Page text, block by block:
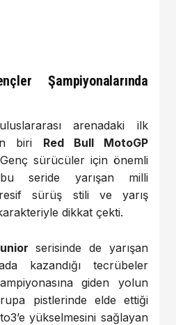
Şampiyonalarında
arenadaki ilk
biri Red Bull MotoGP
sürücüler için önemli
seride yarışan milli
sürüş stili ve yarış
dikkat çekti.
serisinde de yarışan
kazandığı tecrübeler
giden yolun
pistlerinde elde ettiği
yükselmesini sağlayan